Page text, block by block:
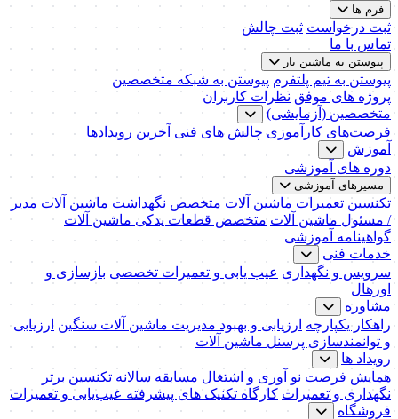
فرم ها
ثبت درخواست ثبت چالش
تماس با ما
پیوستن به ماشین یار
پیوستن به تیم پلتفرم پیوستن به شبکه متخصصین
پروژه های موفق نظرات کاربران
متخصصین (آزمایشی)
فرصت‌های کارآموزی چالش های فنی آخرین رویدادها
آموزش
دوره های آموزشی
مسیرهای آموزشی
تکنسین تعمیرات ماشین آلات متخصص نگهداشت ماشین آلات مدیر
/ مسئول ماشین آلات متخصص قطعات یدکی ماشین آلات
گواهینامه آموزشی
خدمات فنی
سرویس و نگهداری عیب یابی و تعمیرات تخصصی بازسازی و
اورهال
مشاوره
راهکار یکپارچه ارزیابی و بهبود مدیریت ماشین آلات سنگین ارزیابی
و توانمندسازی پرسنل ماشین آلات
رویداد ها
همایش فرصت نو آوری و اشتغال مسابقه سالانه تکنسین برتر
نگهداری و تعمیرات کارگاه تکنیک‌ های پیشرفته عیب‌یابی و تعمیرات
فروشگاه